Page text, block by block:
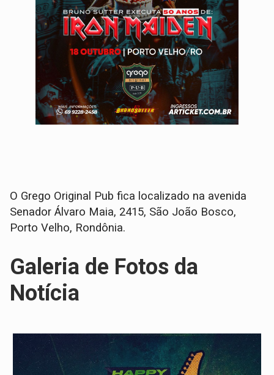
O Grego Original Pub fica localizado na avenida
Senador Álvaro Maia, 2415, São João Bosco,
Porto Velho, Rondônia.
Galeria de Fotos da
Notícia